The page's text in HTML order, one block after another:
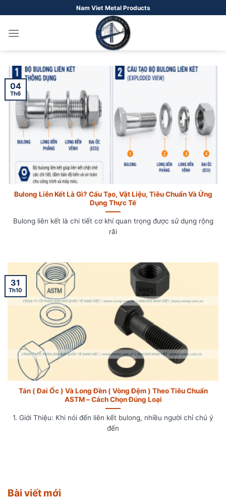
qua
nội
Nam Viet Metal Products
Bài viết mới
Bulong Liên Kết Là Gì? Cấu Tạo, Vật Liệu, Tiêu Chuẩn Và Ứng
Dụng Thực Tế
Bulong liên kết là chi tiết cơ khí quan trọng được sử dụng rộng
rãi
04
Th6
Tán ( Đai Ốc ) Và Long Đền ( Vòng Đệm ) Theo Tiêu Chuẩn
ASTM – Cách Chọn Đúng Loại
1. Giới Thiệu: Khi nói đến liên kết bulong, nhiều người chỉ chú ý
đến
31
Th10